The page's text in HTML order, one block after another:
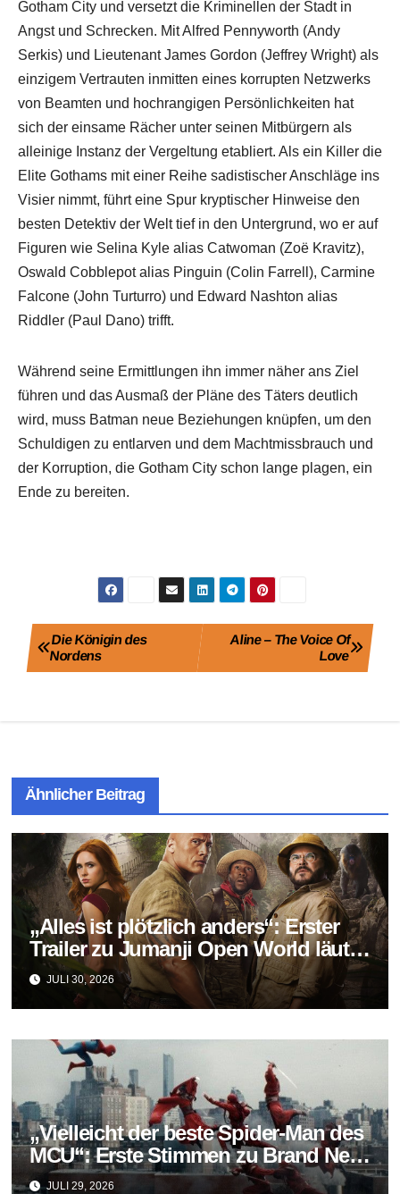
Gotham City und versetzt die Kriminellen der Stadt in
Angst und Schrecken. Mit Alfred Pennyworth (Andy
Serkis) und Lieutenant James Gordon (Jeffrey Wright) als
einzigem Vertrauten inmitten eines korrupten Netzwerks
von Beamten und hochrangigen Persönlichkeiten hat
sich der einsame Rächer unter seinen Mitbürgern als
alleinige Instanz der Vergeltung etabliert. Als ein Killer die
Elite Gothams mit einer Reihe sadistischer Anschläge ins
Visier nimmt, führt eine Spur kryptischer Hinweise den
besten Detektiv der Welt tief in den Untergrund, wo er auf
Figuren wie Selina Kyle alias Catwoman (Zoë Kravitz),
Oswald Cobblepot alias Pinguin (Colin Farrell), Carmine
Falcone (John Turturro) und Edward Nashton alias
Riddler (Paul Dano) trifft.
Während seine Ermittlungen ihn immer näher ans Ziel
führen und das Ausmaß der Pläne des Täters deutlich
wird, muss Batman neue Beziehungen knüpfen, um den
Schuldigen zu entlarven und dem Machtmissbrauch und
der Korruption, die Gotham City schon lange plagen, ein
Ende zu bereiten.
BeitragsnavigationAline – The Voice Of
Love
Die Königin des
Nordens
Ähnlicher Beitrag
„Alles ist plötzlich anders“: Erster
Trailer zu Jumanji Open World läutet
das Finale der Reihe ein
JULI 30, 2026
„Vielleicht der beste Spider-Man des
MCU“: Erste Stimmen zu Brand New
Day fallen überraschend positiv aus
JULI 29, 2026